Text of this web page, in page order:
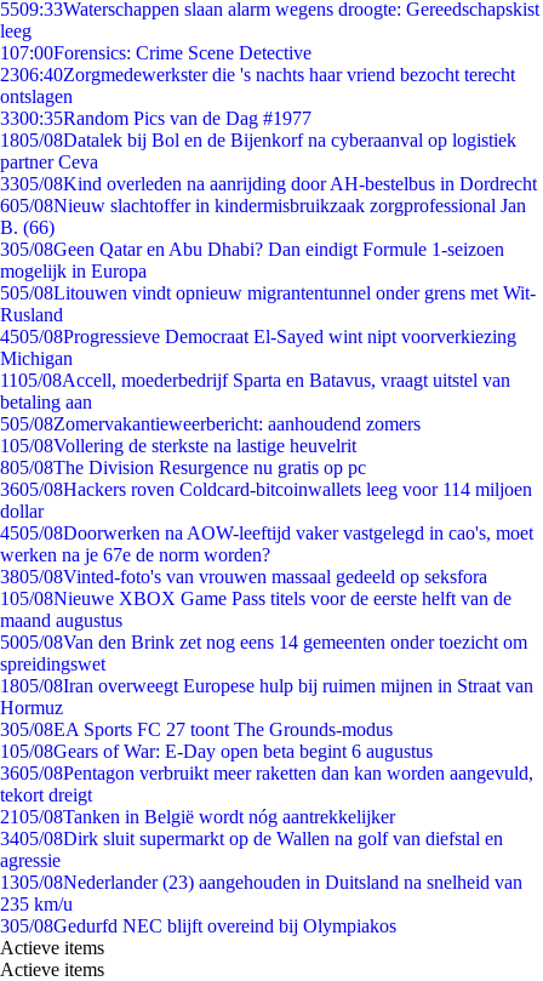
5509:33Waterschappen slaan alarm wegens droogte: Gereedschapskist
leeg
107:00Forensics: Crime Scene Detective
2306:40Zorgmedewerkster die 's nachts haar vriend bezocht terecht
ontslagen
3300:35Random Pics van de Dag #1977
1805/08Datalek bij Bol en de Bijenkorf na cyberaanval op logistiek
partner Ceva
3305/08Kind overleden na aanrijding door AH-bestelbus in Dordrecht
605/08Nieuw slachtoffer in kindermisbruikzaak zorgprofessional Jan
B. (66)
305/08Geen Qatar en Abu Dhabi? Dan eindigt Formule 1-seizoen
mogelijk in Europa
505/08Litouwen vindt opnieuw migrantentunnel onder grens met Wit-
Rusland
4505/08Progressieve Democraat El-Sayed wint nipt voorverkiezing
Michigan
1105/08Accell, moederbedrijf Sparta en Batavus, vraagt uitstel van
betaling aan
505/08Zomervakantieweerbericht: aanhoudend zomers
105/08Vollering de sterkste na lastige heuvelrit
805/08The Division Resurgence nu gratis op pc
3605/08Hackers roven Coldcard-bitcoinwallets leeg voor 114 miljoen
dollar
4505/08Doorwerken na AOW-leeftijd vaker vastgelegd in cao's, moet
werken na je 67e de norm worden?
3805/08Vinted-foto's van vrouwen massaal gedeeld op seksfora
105/08Nieuwe XBOX Game Pass titels voor de eerste helft van de
maand augustus
5005/08Van den Brink zet nog eens 14 gemeenten onder toezicht om
spreidingswet
1805/08Iran overweegt Europese hulp bij ruimen mijnen in Straat van
Hormuz
305/08EA Sports FC 27 toont The Grounds-modus
105/08Gears of War: E-Day open beta begint 6 augustus
3605/08Pentagon verbruikt meer raketten dan kan worden aangevuld,
tekort dreigt
2105/08Tanken in België wordt nóg aantrekkelijker
3405/08Dirk sluit supermarkt op de Wallen na golf van diefstal en
agressie
1305/08Nederlander (23) aangehouden in Duitsland na snelheid van
235 km/u
305/08Gedurfd NEC blijft overeind bij Olympiakos
Actieve items
Actieve items